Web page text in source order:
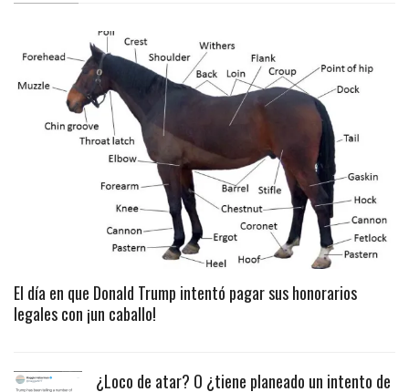
El día en que Donald Trump intentó pagar sus honorarios
legales con ¡un caballo!
¿Loco de atar? O ¿tiene planeado un intento de